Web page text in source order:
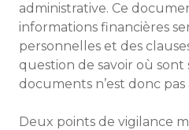
administrative. Ce
informations financières
personnelles et des
question de savoir où sont
documents n’est donc pas
Deux points de vigilance